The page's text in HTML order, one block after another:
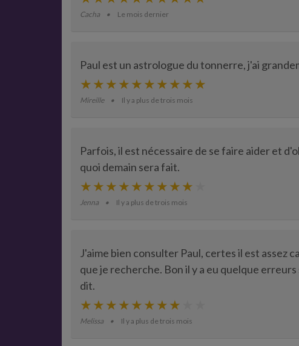
Cacha Le mois dernier
Paul est un astrologue du tonnerre, j'ai
Mireille Il y a plus de trois mois
Parfois, il est nécessaire de se faire aider et
quoi demain sera fait.
Jenna Il y a plus de trois mois
J'aime bien consulter Paul, certes il est assez
que je recherche. Bon il y a eu quelque
dit.
Melissa Il y a plus de trois mois